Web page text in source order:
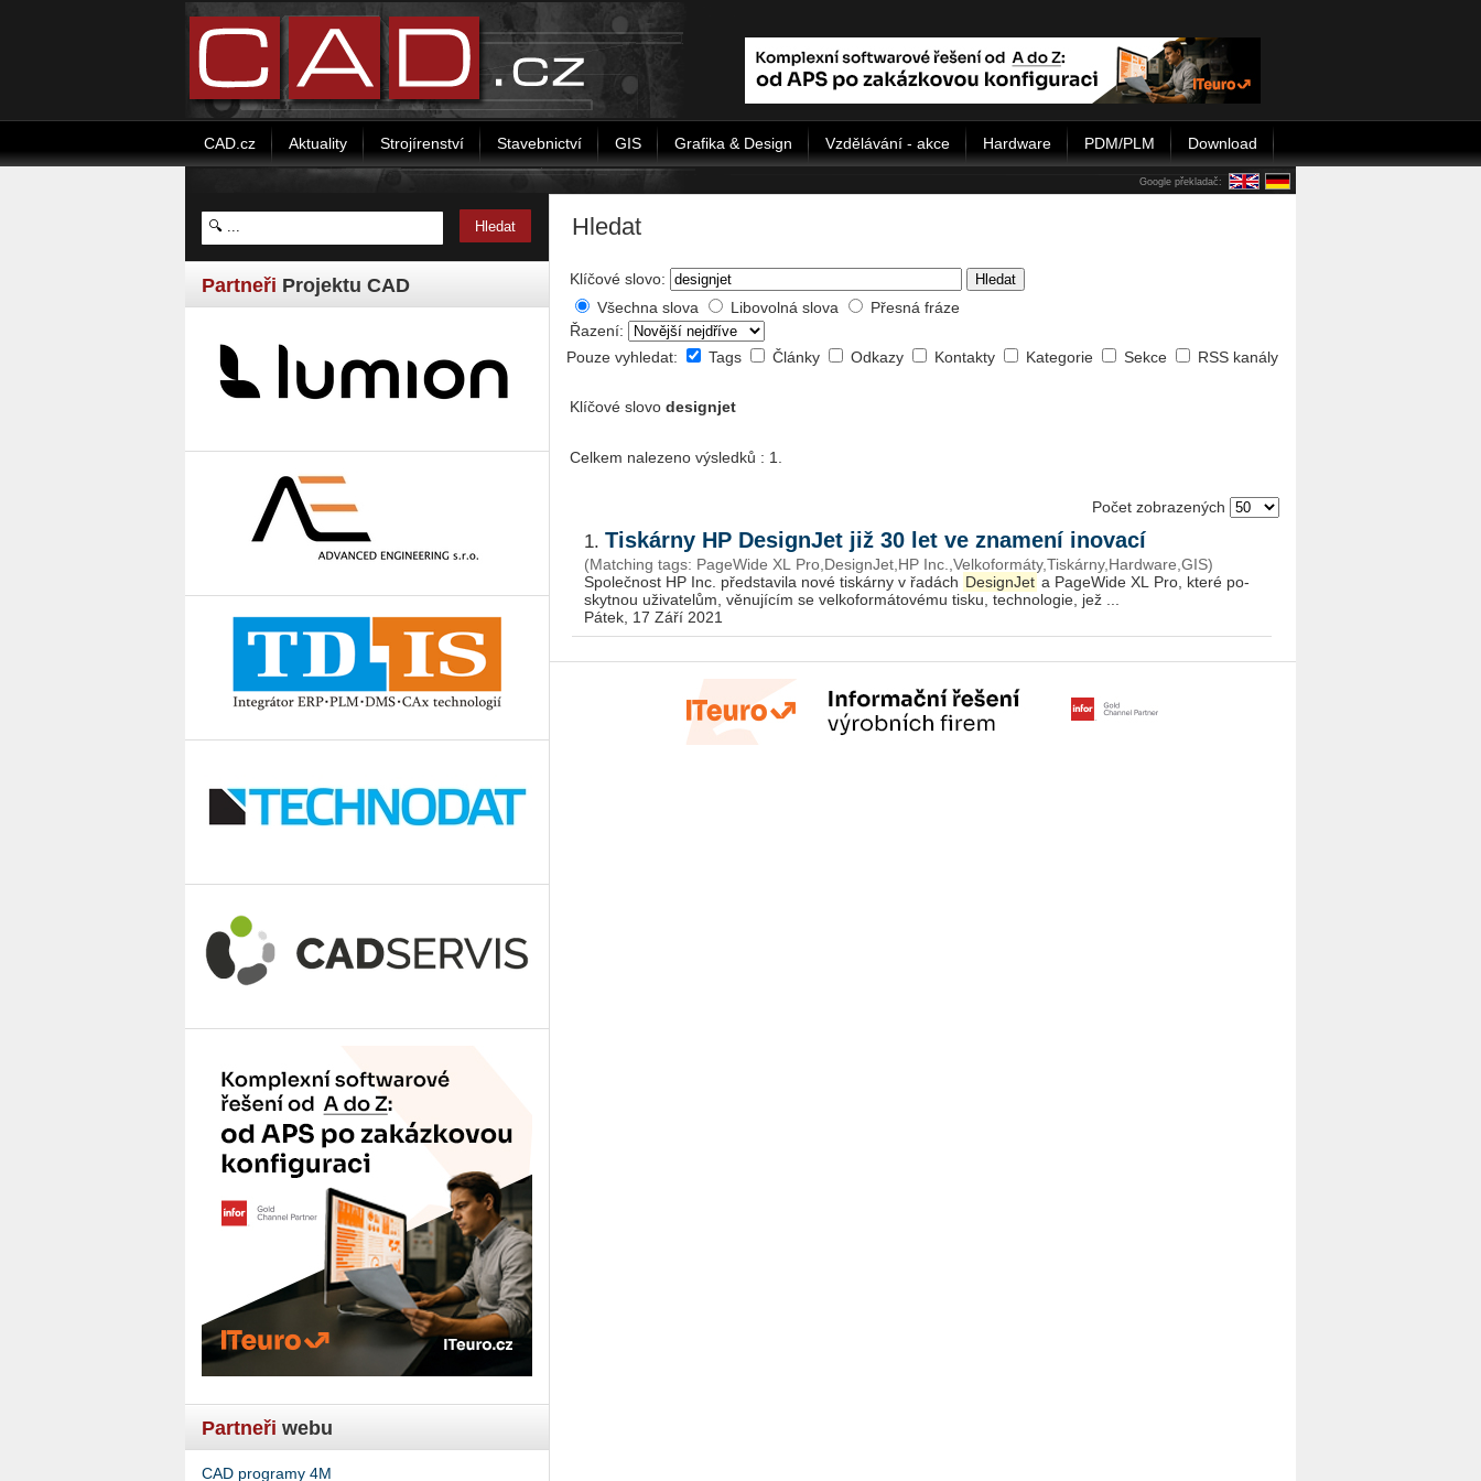
CAD.cz Aktuality Strojírenství Stavebnictví GIS Grafika & Design Vzdělávání - akce Hardware PDM/PLM Download
Google překladač:
Partneři Projektu CAD
Partneři webu
CAD programy 4M
Hledat
Klíčové slovo: Hledat
Všechna slova Libovolná slova
Přesná fráze
Řazení:
Pouze vyhledat:
Tags Články Odkazy Kontakty Kategorie Sekce RSS kanály
Klíčové slovo de­sig­n­jet
Celkem nalezeno výsledků : 1.
Počet zobrazených
1. Tiskárny HP DesignJet již 30 let ve znamení inovací
(Matching tags: PageWi­de XL Pro,De­sig­n­Jet,HP Inc.,Velkoformáty,Tiskárny,Hardware,GIS)
Spo­leč­nost HP Inc. před­sta­vi­la nové tis­kár­ny v řa­dách De­sig­n­Jet a PageWi­de XL Pro, které po­
skyt­nou uži­va­te­lům, vě­nu­jí­cím se vel­ko­for­má­to­vé­mu tisku, tech­no­lo­gie, jež ...
Pátek, 17 Září 2021